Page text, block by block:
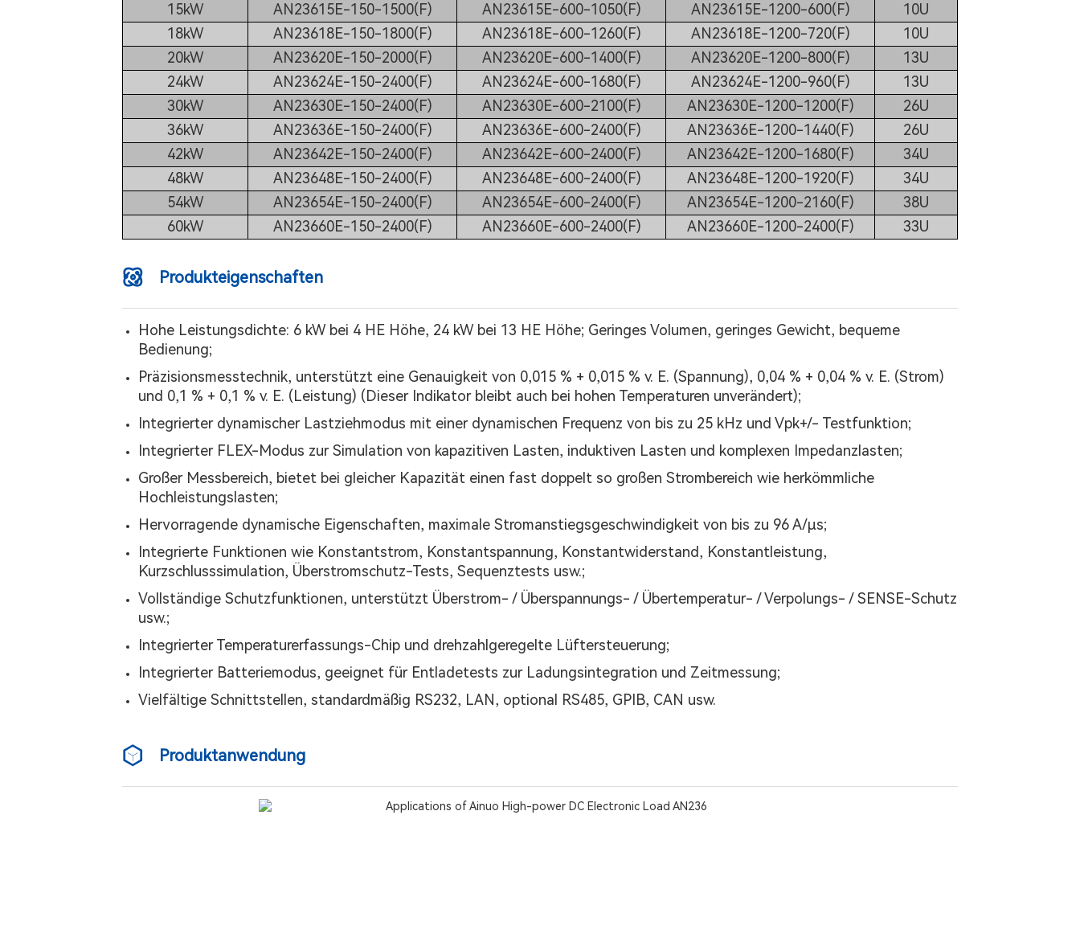
15kW
AN23615E-150-1500(F) AN23615E-600-1050(F) AN23615E-1200-600(F)
10U
18kW
AN23618E-150-1800(F) AN23618E-600-1260(F) AN23618E-1200-720(F)
10U
20kW
AN23620E-150-2000(F) AN23620E-600-1400(F) AN23620E-1200-800(F)
13U
24kW
AN23624E-150-2400(F) AN23624E-600-1680(F) AN23624E-1200-960(F)
13U
30kW
AN23630E-150-2400(F) AN23630E-600-2100(F) AN23630E-1200-1200(F)
26U
36kW
AN23636E-150-2400(F) AN23636E-600-2400(F) AN23636E-1200-1440(F)
26U
42kW
AN23642E-150-2400(F) AN23642E-600-2400(F) AN23642E-1200-1680(F)
34U
48kW
AN23648E-150-2400(F) AN23648E-600-2400(F) AN23648E-1200-1920(F)
34U
54kW
AN23654E-150-2400(F) AN23654E-600-2400(F) AN23654E-1200-2160(F)
38U
60kW
AN23660E-150-2400(F) AN23660E-600-2400(F) AN23660E-1200-2400(F) 33U
Produkteigenschaften
Hohe Leistungsdichte: 6 kW bei 4 HE Höhe, 24 kW bei 13 HE Höhe; Geringes Volumen, geringes Gewicht, bequeme
Bedienung;
Präzisionsmesstechnik, unterstützt eine Genauigkeit von 0,015 % + 0,015 % v. E. (Spannung), 0,04 % + 0,04 % v. E. (Strom)
und 0,1 % + 0,1 % v. E. (Leistung) (Dieser Indikator bleibt auch bei hohen Temperaturen unverändert);
Integrierter dynamischer Lastziehmodus mit einer dynamischen Frequenz von bis zu 25 kHz und Vpk+/- Testfunktion;
Integrierter FLEX-Modus zur Simulation von kapazitiven Lasten, induktiven Lasten und komplexen Impedanzlasten;
Großer Messbereich, bietet bei gleicher Kapazität einen fast doppelt so großen Strombereich wie herkömmliche
Hochleistungslasten;
Hervorragende dynamische Eigenschaften, maximale Stromanstiegsgeschwindigkeit von bis zu 96 A/μs;
Integrierte Funktionen wie Konstantstrom, Konstantspannung, Konstantwiderstand, Konstantleistung,
Kurzschlusssimulation, Überstromschutz-Tests, Sequenztests usw.;
Vollständige Schutzfunktionen, unterstützt Überstrom- / Überspannungs- / Übertemperatur- / Verpolungs- / SENSE-Schutz
usw.;
Integrierter Temperaturerfassungs-Chip und drehzahlgeregelte Lüftersteuerung;
Integrierter Batteriemodus, geeignet für Entladetests zur Ladungsintegration und Zeitmessung;
Vielfältige Schnittstellen, standardmäßig RS232, LAN, optional RS485, GPIB, CAN usw.
Produktanwendung